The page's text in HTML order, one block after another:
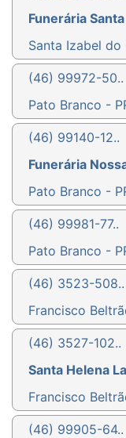
Funerária
Santa Izabel do
(46) 99972-50..
Pato Branco -
(46) 99140-12..
Funerária
Pato Branco -
(46) 99981-77..
Pato Branco -
(46) 3523-508..
Francisco
(46) 3527-102..
Santa Helena
Francisco
(46) 99905-64..